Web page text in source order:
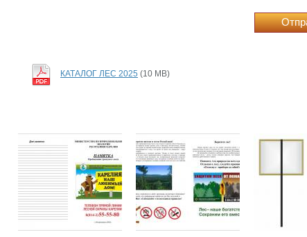
КАТАЛОГ ЛЕС 2025 (10 MB)